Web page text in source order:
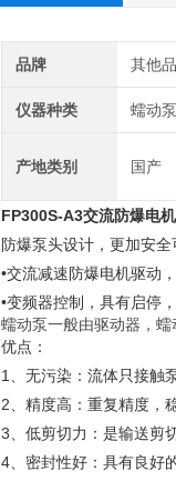
品牌 其他
仪器种类 蠕动泵
产地类别 国产
FP300S-A3交流防爆电
防爆泵头设计，更加安
•交流减速防爆电机驱动
•变频器控制，具有启停
蠕动泵一般由驱动器，
优点：
1、无污染：流体只接触
2、精度高：重复精度，
3、低剪切力：是输送剪
4、密封性好：具有良好